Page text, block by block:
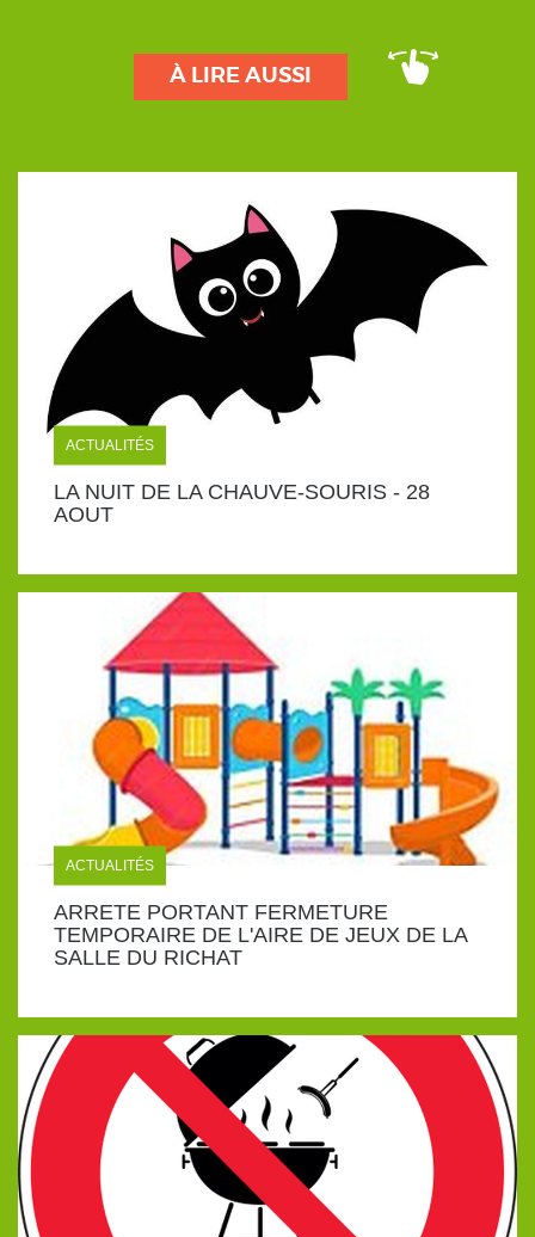
À LIRE AUSSI
ACTUALITÉS
LA NUIT DE LA CHAUVE-SOURIS - 28
AOUT
ACTUALITÉS
ARRETE PORTANT FERMETURE
TEMPORAIRE DE L'AIRE DE JEUX DE LA
SALLE DU RICHAT